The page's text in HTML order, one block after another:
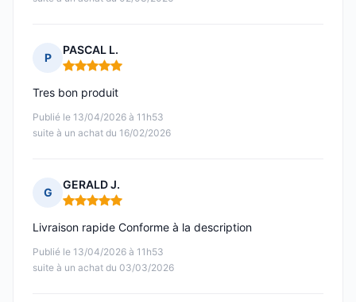
P
PASCAL L.
Note : 5 sur 5
Publié le 13/04/2026 à 11h53
suite à un achat du 16/02/2026
Tres bon produit
G
GERALD J.
Note : 5 sur 5
Publié le 13/04/2026 à 11h53
suite à un achat du 03/03/2026
Livraison rapide Conforme à la description